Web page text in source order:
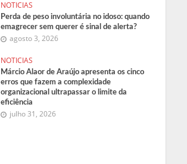
NOTICIAS
Perda de peso involuntária no idoso: quando
emagrecer sem querer é sinal de alerta?
agosto 3, 2026
NOTICIAS
Márcio Alaor de Araújo apresenta os cinco
erros que fazem a complexidade
organizacional ultrapassar o limite da
eficiência
julho 31, 2026